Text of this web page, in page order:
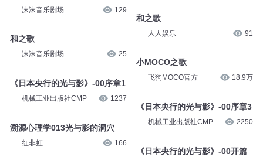
沫沫音乐剧场 129
和之歌
沫沫音乐剧场 25
《日本央行的光与影》-00序章1
机械工业出版社CMP 1237
溯源心理学013光与影的洞穴
红非虹 166
和之歌
人人娱乐 91
小MOCO之歌
飞狗MOCO官方 18.9万
《日本央行的光与影》-00序章3
机械工业出版社CMP 2250
《日本央行的光与影》-00开篇